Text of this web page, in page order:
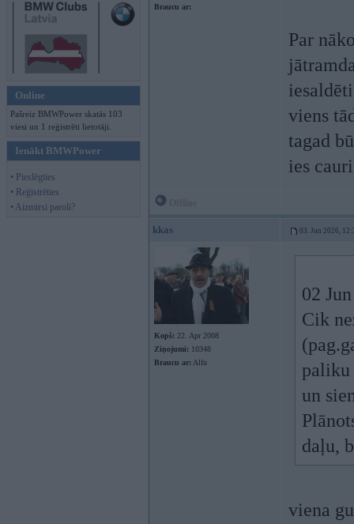
Online
Pašreiz BMWPower skatās 103
viesi un 1 reģistrēti lietotāji.
Ienākt BMWPower
• Pieslēgties
• Reģistrēties
• Aizmirsi paroli?
Braucu ar:
Par
viens
tagad
ies
kkas 03. Jun 2026,
Kopš: 22. Apr 2008
Ziņojumi: 10348
Braucu ar: Alfu
02
Cik
paliku
un
daļu,
viena